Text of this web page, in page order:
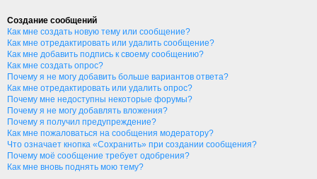
Создание сообщений
Как мне создать новую тему или сообщение?
Как мне отредактировать или удалить сообщение?
Как мне добавить подпись к своему сообщению?
Как мне создать опрос?
Почему я не могу добавить больше вариантов ответа?
Как мне отредактировать или удалить опрос?
Почему мне недоступны некоторые форумы?
Почему я не могу добавлять вложения?
Почему я получил предупреждение?
Как мне пожаловаться на сообщения модератору?
Что означает кнопка «Сохранить» при создании сообщения?
Почему моё сообщение требует одобрения?
Как мне вновь поднять мою тему?